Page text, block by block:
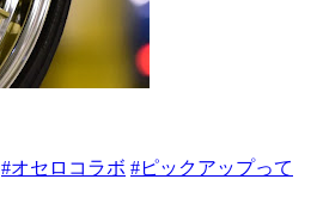
#オセロコラボ #ピックアップって